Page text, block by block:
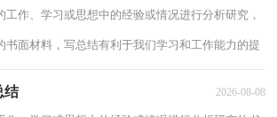
工作、学习或思想中的经验或情况进行分析研究，
书面材料，写总结有利于我们学习和工作能力的提
结 2026-08-08